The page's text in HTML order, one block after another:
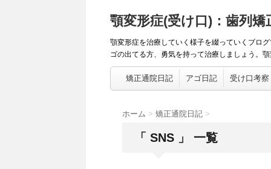
顎変形症(受け口)：歯列
顎変形症を治療していく様子を綴っていくブロ
ゴの出てる方、勇気を持って治療しましょう。
矯正通院日記 アゴ日記 受け口考察
ホーム > 矯正通院日記 >
「 SNS 」 一覧